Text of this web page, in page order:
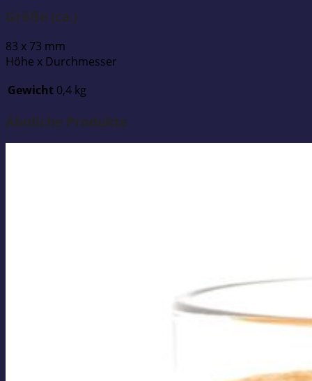
Größe (ca.)
83 x 73 mm
Höhe x Durchmesser
Gewicht 0,4 kg
Ähnliche Produkte